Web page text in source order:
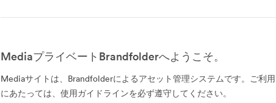
MediaプライベートBrandfolderへようこそ。
Mediaサイトは、Brandfolderによるアセット管理システムです。ご利用
にあたっては、使用ガイドラインを必ず遵守してください。